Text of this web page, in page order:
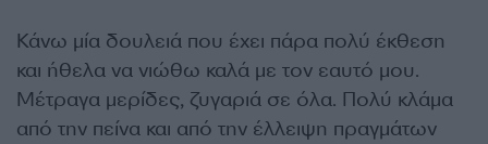
Κάνω μία δουλειά που έχει πάρα πολύ έκθεση
και ήθελα να νιώθω καλά με τον εαυτό μου.
Μέτραγα μερίδες, ζυγαριά σε όλα. Πολύ κλάμα
από την πείνα και από την έλλειψη πραγμάτων